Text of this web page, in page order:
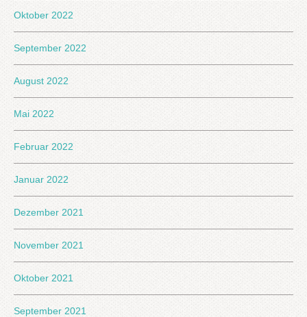
Oktober 2022
September 2022
August 2022
Mai 2022
Februar 2022
Januar 2022
Dezember 2021
November 2021
Oktober 2021
September 2021